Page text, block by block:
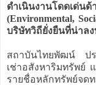
ดำเนินงานโดดเด่
(Environmental,
บริษัทวิถียั่งยืนที่น่าลง
สถาบันไทยพัฒน์ ปร
เช่าอสังหาริมทรัพย์
รายชื่อหลักทรัพย์จดท